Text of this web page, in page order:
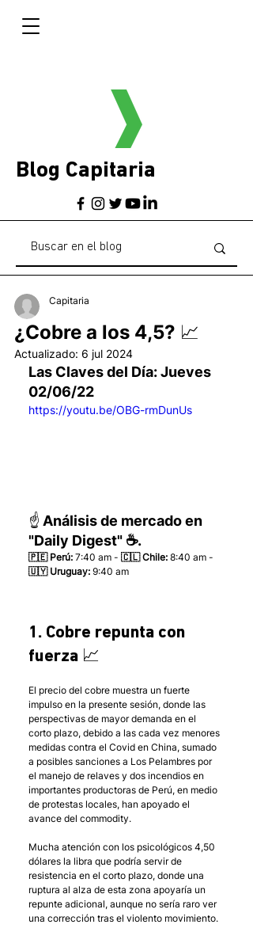
Blog Capitaria
¿Cobre a los 4,5? 📈
Capitaria
Actualizado: 6 jul 2024
Las Claves del Día: Jueves
02/06/22
https://youtu.be/OBG-rmDunUs
☝️ Análisis de mercado en
"Daily Digest" ☕.
🇵🇪 Perú: 7:40 am - 🇨🇱 Chile: 8:40 am -
🇺🇾 Uruguay: 9:40 am
1. Cobre repunta con
fuerza 📈
El precio del cobre muestra un fuerte
impulso en la presente sesión, donde las
perspectivas de mayor demanda en el
corto plazo, debido a las cada vez menores
medidas contra el Covid en China, sumado
a posibles sanciones a Los Pelambres por
el manejo de relaves y dos incendios en
importantes productoras de Perú, en medio
de protestas locales, han apoyado el
avance del commodity.
Mucha atención con los psicológicos 4,50
dólares la libra que podría servir de
resistencia en el corto plazo, donde una
ruptura al alza de esta zona apoyaría un
repunte adicional, aunque no sería raro ver
una corrección tras el violento movimiento.